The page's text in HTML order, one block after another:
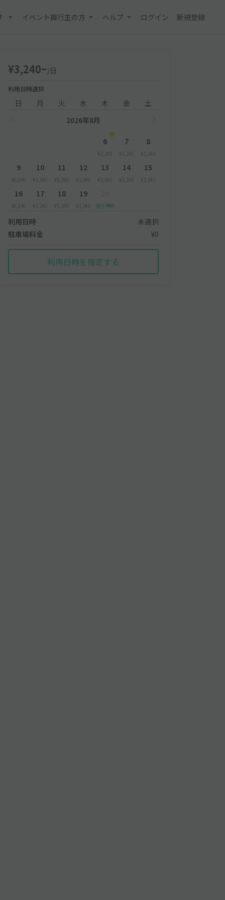
イベント興行主の方 ヘルプ ログイン 新規登録
¥3,240~/日
利用日時選択
日 月 火 水 木 金
土
2026年8月
6
¥3,240
7
¥3,240
8
¥3,240
9
¥3,240
10
¥3,240
11
¥3,240
12
¥3,240
13
¥3,240
14
¥3,240
15
¥3,240
16
¥3,240
17
¥3,240
18
¥3,240
19
¥3,240 先行予約
利用日時
未選択
駐車場料金
¥0
利用日時を指定する